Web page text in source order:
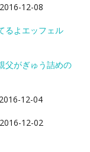
2016-12-08
るよエッフェル
父がぎゅう詰めの
2016-12-04
2016-12-02